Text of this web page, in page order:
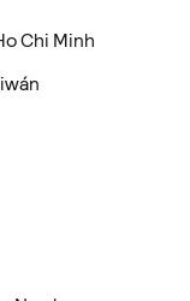
Chi Minh